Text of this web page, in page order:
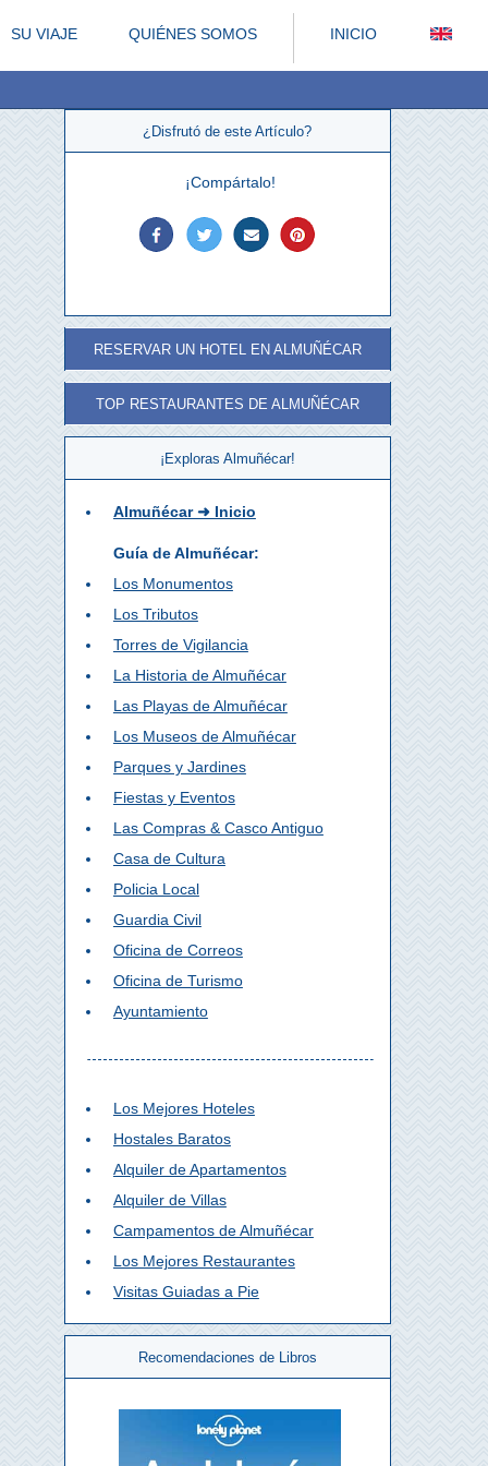
SU VIAJE QUIÉNES SOMOS INICIO
¿Disfrutó de este Artículo?
¡Compártalo!
RESERVAR UN HOTEL EN ALMUÑÉCAR
TOP RESTAURANTES DE ALMUÑÉCAR
¡Exploras Almuñécar!
Almuñécar ➜ Inicio
Guía de Almuñécar:
Los Monumentos
Los Tributos
Torres de Vigilancia
La Historia de Almuñécar
Las Playas de Almuñécar
Los Museos de Almuñécar
Parques y Jardines
Fiestas y Eventos
Las Compras & Casco Antiguo
Casa de Cultura
Policia Local
Guardia Civil
Oficina de Correos
Oficina de Turismo
Ayuntamiento
Los Mejores Hoteles
Hostales Baratos
Alquiler de Apartamentos
Alquiler de Villas
Campamentos de Almuñécar
Los Mejores Restaurantes
Visitas Guiadas a Pie
Recomendaciones de Libros